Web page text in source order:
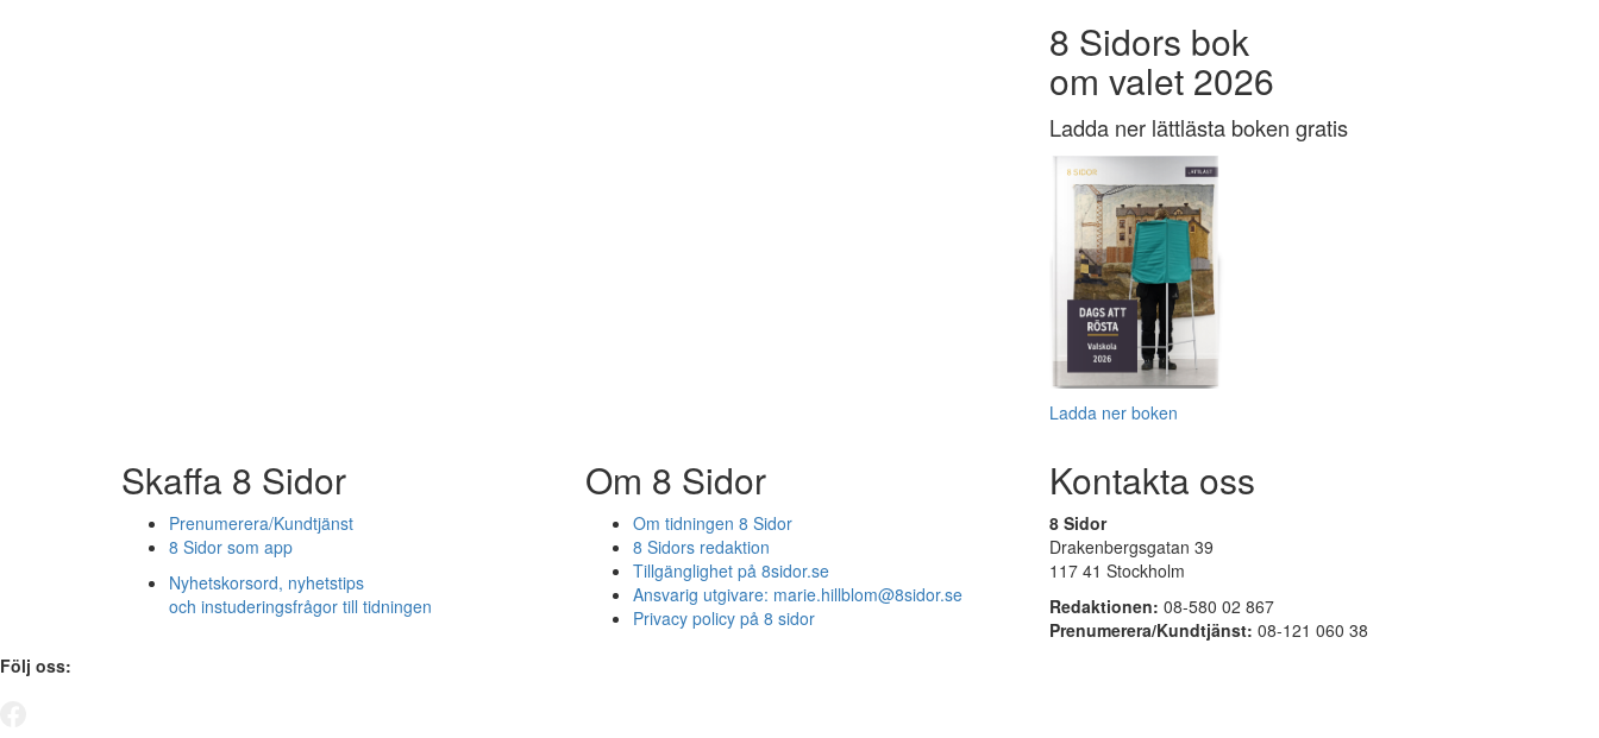
8 Sidors bok
om valet 2026
Ladda ner lättlästa boken gratis
Ladda ner boken
Skaffa 8 Sidor
Prenumerera/Kundtjänst
8 Sidor som app
Nyhetskorsord, nyhetstips
och instuderingsfrågor till tidningen
Om 8 Sidor
Om tidningen 8 Sidor
8 Sidors redaktion
Tillgänglighet på 8sidor.se
Ansvarig utgivare: marie.hillblom@8sidor.se
Privacy policy på 8 sidor
Kontakta oss
8 Sidor
Drakenbergsgatan 39
117 41 Stockholm
Redaktionen: 08-580 02 867
Prenumerera/Kundtjänst: 08-121 060 38
Följ oss: